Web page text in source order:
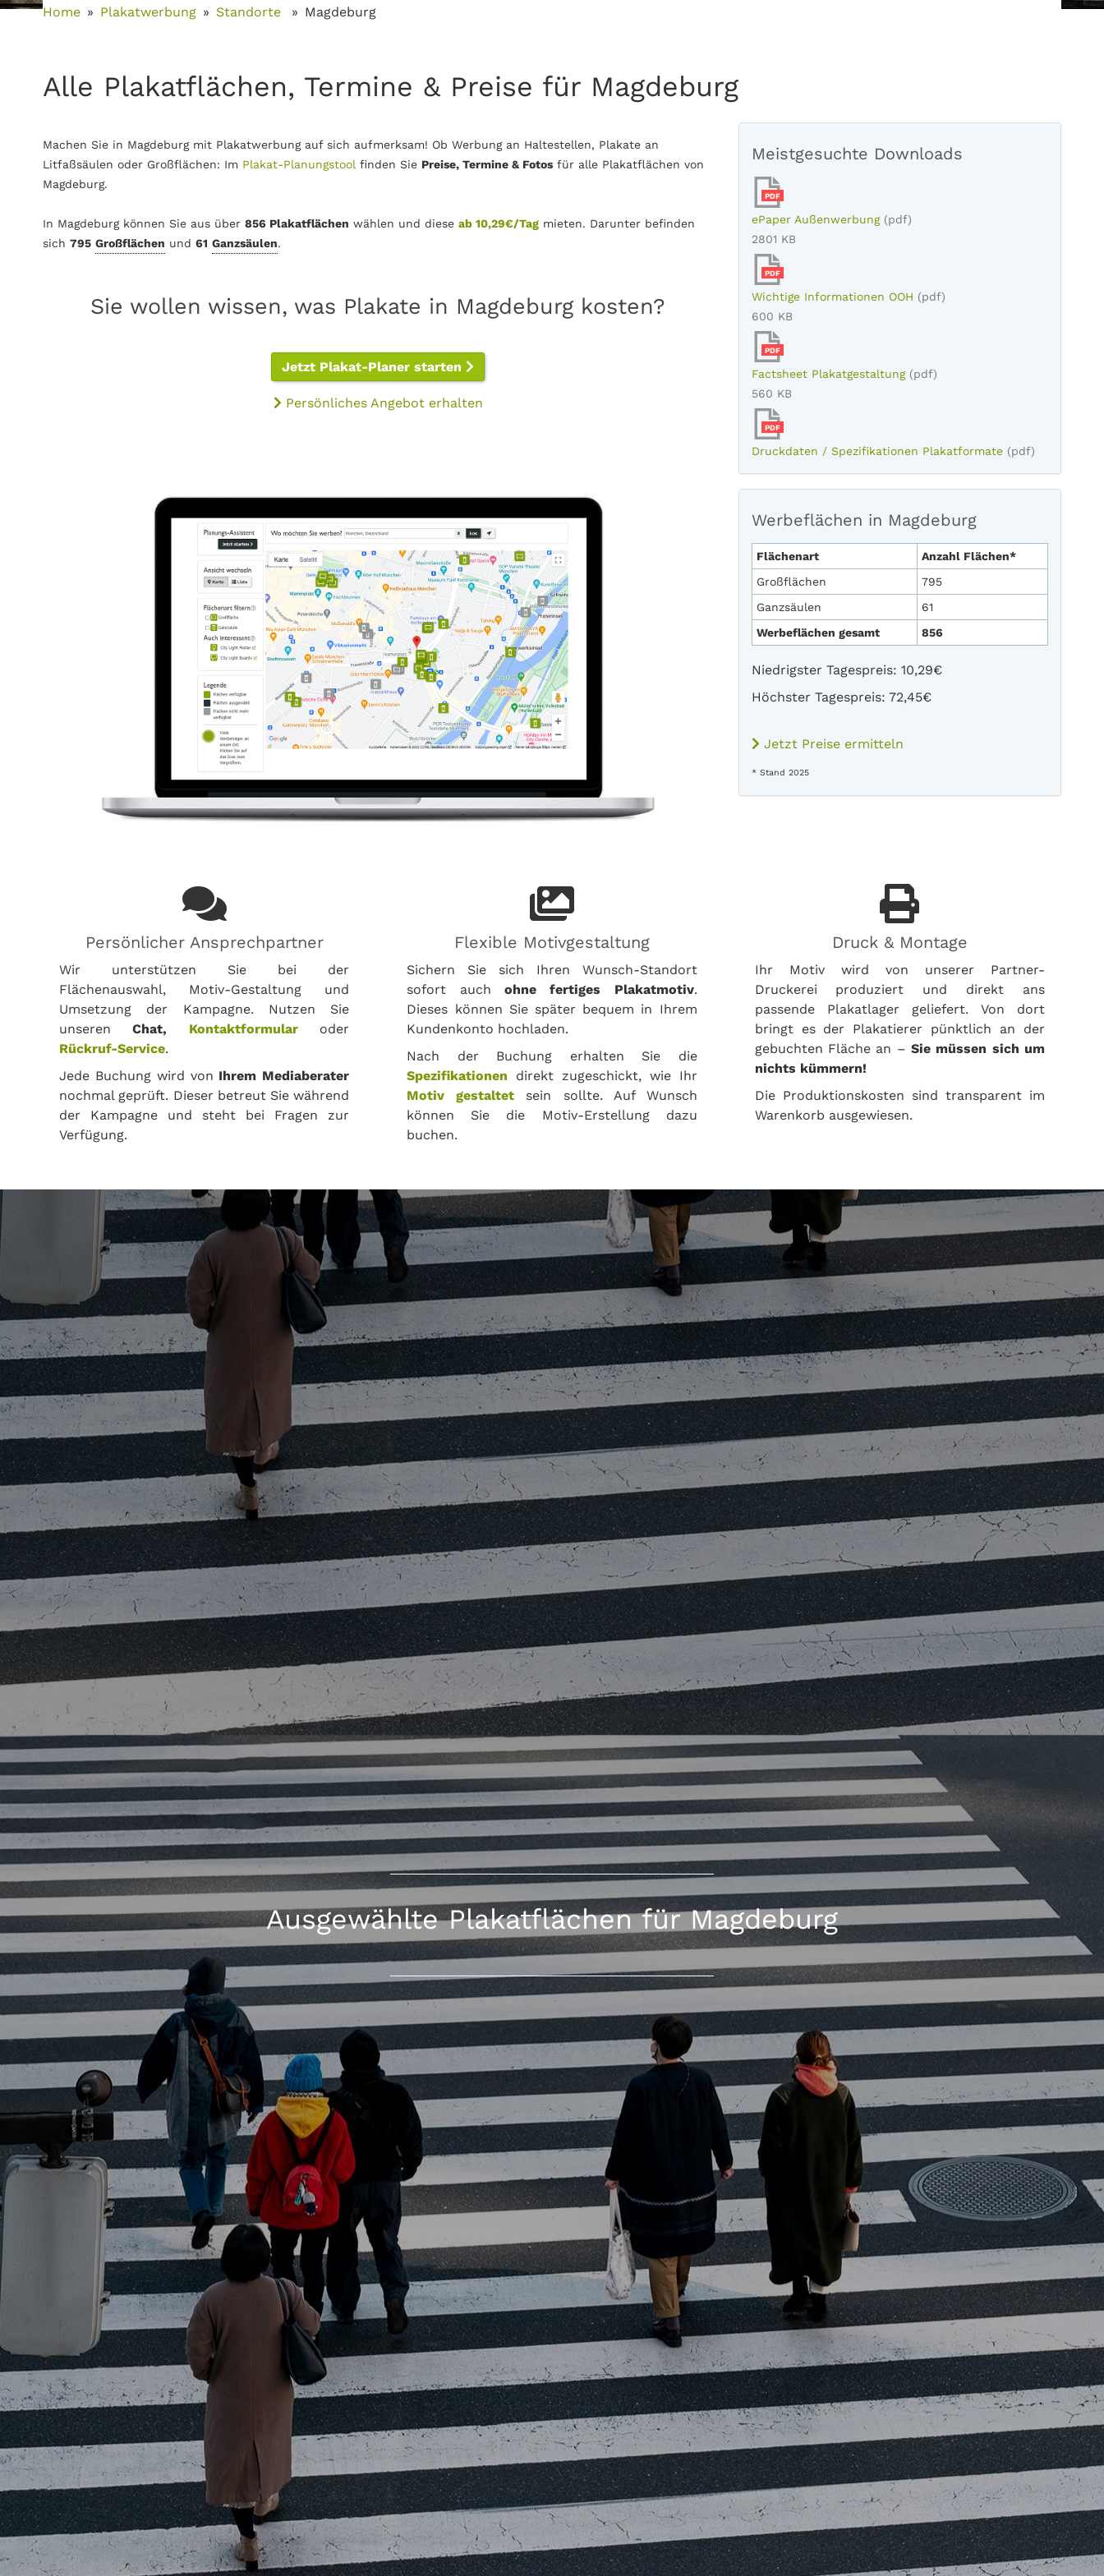
Home Plakatwerbung Standorte Magdeburg
Alle Plakatflächen, Termine & Preise für Magdeburg
Machen Sie in Magdeburg mit Plakatwerbung auf sich aufmerksam! Ob Werbung an Haltestellen, Plakate an
Litfaßsäulen oder Großflächen: Im Plakat-Planungstool finden Sie Preise, Termine & Fotos für alle Plakatflächen von
Magdeburg.
In Magdeburg können Sie aus über 856 Plakatflächen wählen und diese ab 10,29€/Tag mieten. Darunter befinden
sich 795 Großflächen und 61 Ganzsäulen.
Sie wollen wissen, was Plakate in Magdeburg kosten?
Jetzt Plakat-Planer starten
Persönliches Angebot erhalten
Meistgesuchte Downloads
PDF
ePaper Außenwerbung (pdf)
2801 KB
PDF
Wichtige Informationen OOH (pdf)
600 KB
PDF
Factsheet Plakatgestaltung (pdf)
560 KB
PDF
Druckdaten / Spezifikationen Plakatformate (pdf)
Werbeflächen in Magdeburg
Flächenart
Anzahl Flächen*
Großflächen
795
Ganzsäulen
61
Werbeflächen gesamt
856
Niedrigster Tagespreis: 10,29€
Höchster Tagespreis: 72,45€
Jetzt Preise ermitteln
* Stand 2025
Persönlicher Ansprechpartner
Wir unterstützen Sie bei der
Flächenauswahl, Motiv-Gestaltung und
Umsetzung der Kampagne. Nutzen Sie
unserenChat, Kontaktformularoder
Rückruf-Service.
Jede Buchung wird von Ihrem Mediaberater
nochmal geprüft. Dieser betreut Sie während
der Kampagne und steht bei Fragen zur
Verfügung.
Flexible Motivgestaltung
Sichern Sie sich Ihren Wunsch-Standort
sofort auch ohne fertiges Plakatmotiv.
Dieses können Sie später bequem in Ihrem
Kundenkonto hochladen.
Nach der Buchung erhalten Sie die
Spezifikationen direkt zugeschickt, wie Ihr
Motiv gestaltet sein sollte. Auf Wunsch
können Sie die Motiv-Erstellung dazu
buchen.
Druck & Montage
Ihr Motiv wird von unserer Partner-
Druckerei produziert und direkt ans
passende Plakatlager geliefert. Von dort
bringt es der Plakatierer pünktlich an der
gebuchten Fläche an – Sie müssen sich um
nichts kümmern!
Die Produktionskosten sind transparent im
Warenkorb ausgewiesen.
Ausgewählte Plakatflächen für Magdeburg